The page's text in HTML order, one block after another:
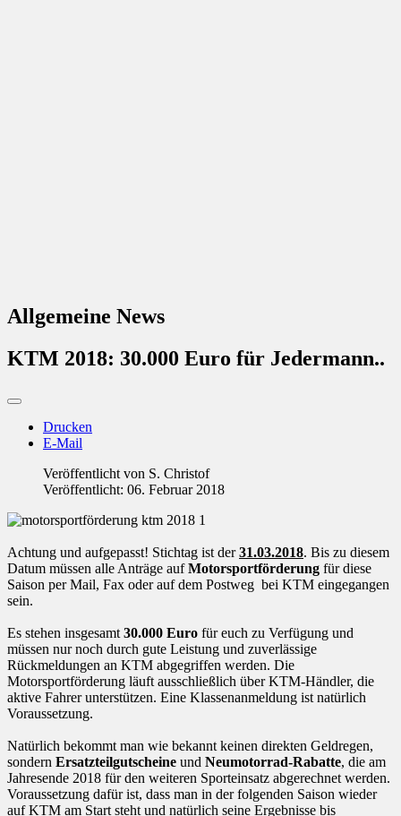
Allgemeine News
KTM 2018: 30.000 Euro für Jedermann..
Drucken
E-Mail
Veröffentlicht von S. Christof
Veröffentlicht: 06. Februar 2018
Achtung und aufgepasst! Stichtag ist der31.03.2018. Bis zu diesem
Datum müssen alle Anträge aufMotorsportförderung für diese
Saison per Mail, Fax oder auf dem Postweg bei KTM eingegangen
sein.
Es stehen insgesamt 30.000 Euro für euch zu Verfügung und
müssen nur noch durch gute Leistung und zuverlässige
Rückmeldungen an KTM abgegriffen werden. Die
Motorsportförderung läuft ausschließlich über KTM-Händler, die
aktive Fahrer unterstützen. Eine Klassenanmeldung ist natürlich
Voraussetzung.
Natürlich bekommt man wie bekannt keinen direkten Geldregen,
sondern Ersatzteilgutscheine und Neumotorrad-Rabatte, die am
Jahresende 2018 für den weiteren Sporteinsatz abgerechnet werden.
Voraussetzung dafür ist, dass man in der folgenden Saison wieder
auf KTM am Start steht und natürlich seine Ergebnisse bis